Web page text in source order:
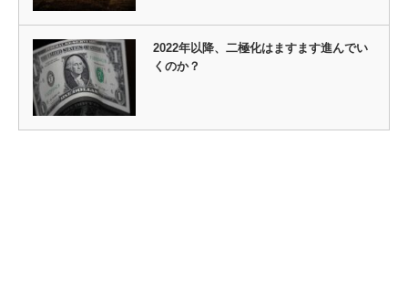
2022年以降、二極化はますます進んでい
くのか？